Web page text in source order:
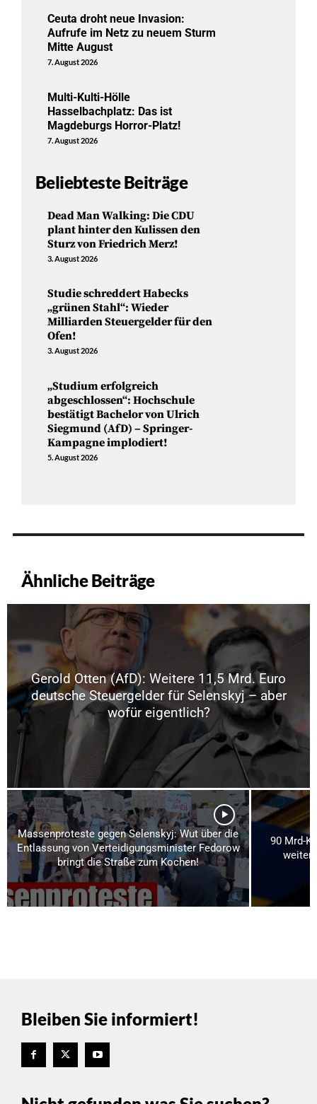
Ceuta droht neue Invasion:
Aufrufe im Netz zu neuem Sturm
Mitte August
7. August 2026
Multi-Kulti-Hölle
Hasselbachplatz: Das ist
Magdeburgs Horror-Platz!
7. August 2026
Beliebteste Beiträge
Dead Man Walking: Die CDU
plant hinter den Kulissen den
Sturz von Friedrich Merz!
3. August 2026
Studie schreddert Habecks
„grünen Stahl“: Wieder
Milliarden Steuergelder für den
Ofen!
3. August 2026
„Studium erfolgreich
abgeschlossen“: Hochschule
bestätigt Bachelor von Ulrich
Siegmund (AfD) – Springer-
Kampagne implodiert!
5. August 2026
Ähnliche Beiträge
Gerold Otten (AfD): Weitere 11,5 Mrd. Euro
deutsche Steuergelder für Selenskyj – aber
wofür eigentlich?
Massenproteste gegen Selenskyj: Wut über die
Entlassung von Verteidigungsminister Fedorow
bringt die Straße zum Kochen!
90 Mrd-
Bleiben Sie informiert!